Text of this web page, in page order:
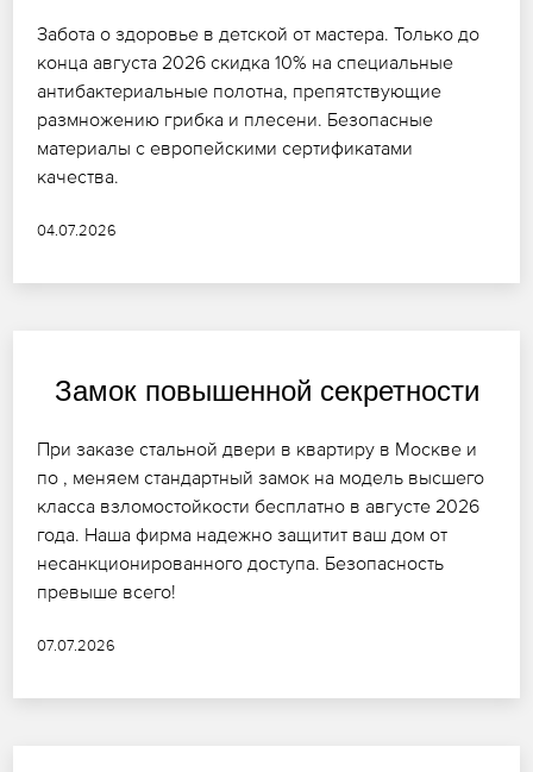
Забота о здоровье в детской от мастера. Только до
конца августа 2026 скидка 10% на специальные
антибактериальные полотна, препятствующие
размножению грибка и плесени. Безопасные
материалы с европейскими сертификатами
качества.
04.07.2026
Замок повышенной секретности
При заказе стальной двери в квартиру в Москве и
по , меняем стандартный замок на модель высшего
класса взломостойкости бесплатно в августе 2026
года. Наша фирма надежно защитит ваш дом от
несанкционированного доступа. Безопасность
превыше всего!
07.07.2026